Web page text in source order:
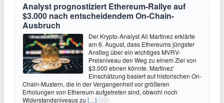
Analyst prognostiziert Ethereum-Rallye auf
$3.000 nach entscheidendem On-Chain-
Ausbruch
Der Krypto-Analyst Ali Martinez erklärte
am 6. August, dass Ethereums jüngster
Anstieg über ein wichtiges MVRV-
Preisniveau den Weg zu einem Ziel von
$3.000 ebnen könnte. Martinez'
Einschätzung basiert auf historischen On-
Chain-Mustern, die in der Vergangenheit vor größeren
Erholungen von Ethereum aufgetreten sind, obwohl noch
Widerstandsniveaus zu […] (00)